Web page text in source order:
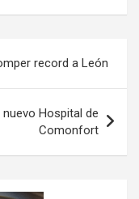
record a León
nuevo Hospital de
Comonfort